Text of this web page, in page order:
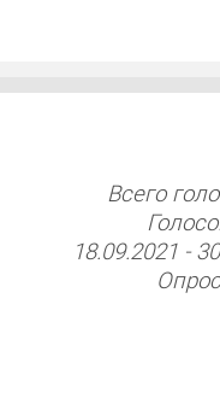
Всего
18.09.2021 -